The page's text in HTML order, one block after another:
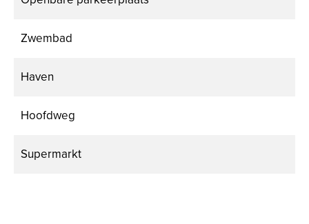
Zwembad
Haven
Hoofdweg
Supermarkt